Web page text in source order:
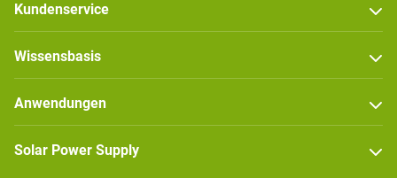
Kundenservice
Wissensbasis
Anwendungen
Solar Power Supply